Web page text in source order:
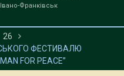
Франківськ
26
ФЕСТИВАЛЮ
FOR PEACE”